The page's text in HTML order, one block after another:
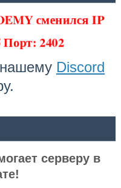
сменился IP
Порт: 2402
нашему Discord
серверу в